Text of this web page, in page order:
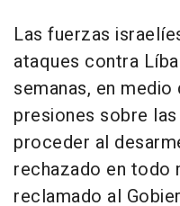
Las fuerzas
ataques contra
semanas, en
presiones sobre
proceder al
rechazado en todo
reclamado al